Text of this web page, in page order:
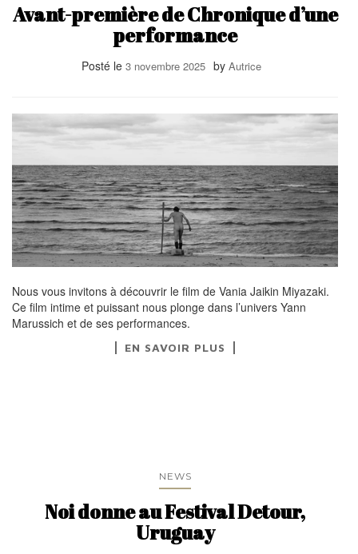
Avant-première de Chronique d’une
performance
Posté le 3 novembre 2025 by Autrice
Nous vous invitons à découvrir le film de Vania Jaikin Miyazaki.
Ce film intime et puissant nous plonge dans l’univers Yann
Marussich et de ses performances.
EN SAVOIR PLUS
NEWS
Noi donne au Festival Detour,
Uruguay